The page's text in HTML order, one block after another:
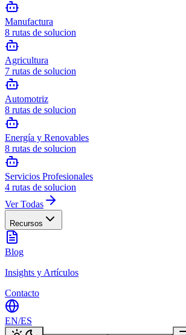
Manufactura
8 rutas de solucion
Agricultura
7 rutas de solucion
Automotriz
8 rutas de solucion
Energía y Renovables
8 rutas de solucion
Servicios Profesionales
4 rutas de solucion
Ver Todas
Recursos
Blog
Insights y Artículos
Contacto
EN/ES